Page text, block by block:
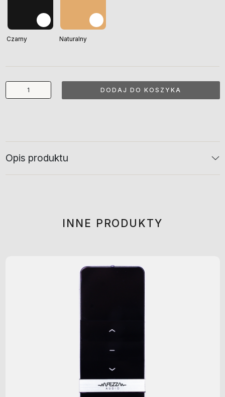
Czarny Naturalny
ilość
The
DODAJ DO KOSZYKA
Opis produktu
INNE PRODUKTY